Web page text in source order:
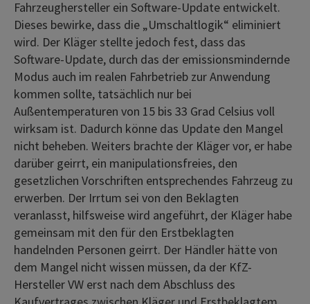
Fahrzeughersteller ein Software-Update entwickelt.
Dieses bewirke, dass die „Umschaltlogik“ eliminiert
wird. Der Kläger stellte jedoch fest, dass das
Software-Update, durch das der emissionsmindernde
Modus auch im realen Fahrbetrieb zur Anwendung
kommen sollte, tatsächlich nur bei
Außentemperaturen von 15 bis 33 Grad Celsius voll
wirksam ist. Dadurch könne das Update den Mangel
nicht beheben. Weiters brachte der Kläger vor, er habe
darüber geirrt, ein manipulationsfreies, den
gesetzlichen Vorschriften entsprechendes Fahrzeug zu
erwerben. Der Irrtum sei von den Beklagten
veranlasst, hilfsweise wird angeführt, der Kläger habe
gemeinsam mit den für den Erstbeklagten
handelnden Personen geirrt. Der Händler hätte von
dem Mangel nicht wissen müssen, da der KfZ-
Hersteller VW erst nach dem Abschluss des